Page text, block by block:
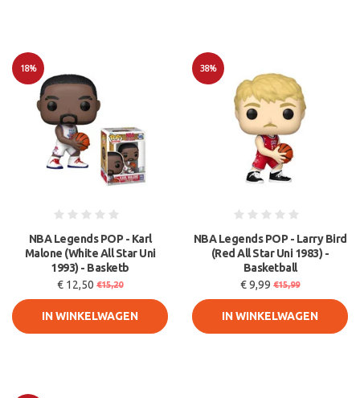
18%
NBA Legends POP - Karl
Malone (White All Star Uni
1993) - Basketb
€ 12,50 €15,20
IN WINKELWAGEN
38%
NBA Legends POP - Larry Bird
(Red All Star Uni 1983) -
Basketball
€ 9,99 €15,99
IN WINKELWAGEN